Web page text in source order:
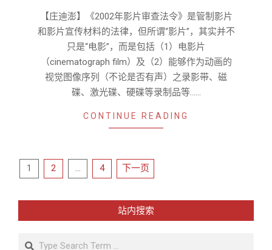
【庄迪澎】《2002年影片审查法令》是管制影片
和影片宣传材料的法律，但所谓“影片”，其实并不
只是“电影”，而是包括（1）电影片
（cinematograph film）及（2）能够作为动画的
视觉图像序列（不论是否有声）之录影带、磁
碟、激光碟、硬碟等录制品等……
CONTINUE READING
文
航
1 2 … 4 下一页
站内搜索
Search